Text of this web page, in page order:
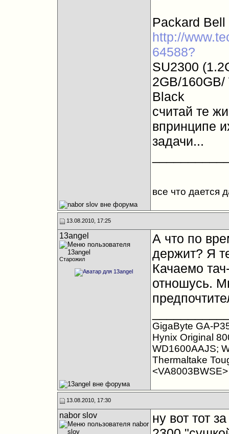
Packard
http://
64588?
SU2300
2GB/
Black
считай те
впринципе
задачи...
все что дается
13.08.2010, 17:25
13angel
Старожил
А что по
держит? Я
Качаемо
отношусь.
GigaByte GA-
Hynix Original
WD1600AAJS;
Thermaltake
<VA8003BWSE>
13.08.2010, 17:30
nabor slov
ну вот тот